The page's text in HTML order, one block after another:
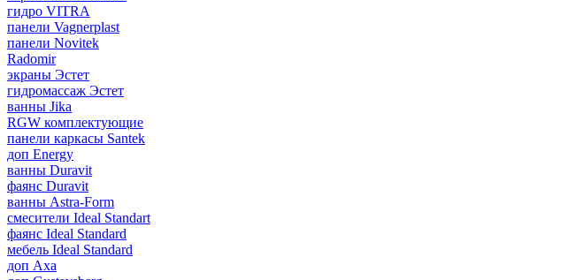
гидро VITRA
панели Vagnerplast
панели Novitek
Radomir
экраны Эстет
гидромассаж Эстет
ванны Jika
RGW комплектующие
панели каркасы Santek
доп Energy
ванны Duravit
фаянс Duravit
ванны Astra-Form
смесители Ideal Standart
фаянс Ideal Standard
мебель Ideal Standard
доп Axa